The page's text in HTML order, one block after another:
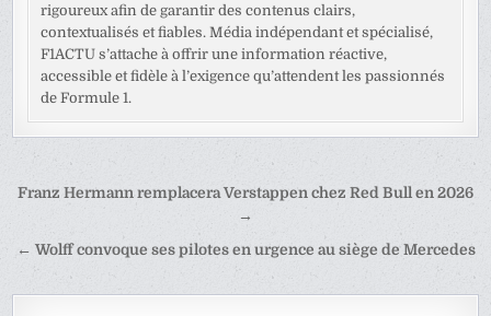
rigoureux afin de garantir des contenus clairs,
contextualisés et fiables. Média indépendant et spécialisé,
F1ACTU s’attache à offrir une information réactive,
accessible et fidèle à l’exigence qu’attendent les passionnés
de Formule 1.
Navigation
l’article
Franz Hermann remplacera Verstappen chez Red Bull en 2026
→
← Wolff convoque ses pilotes en urgence au siège de Mercedes